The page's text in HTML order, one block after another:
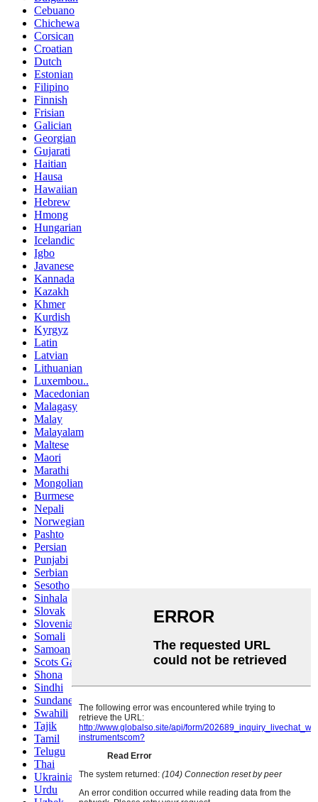
Cebuano
Chichewa
Corsican
Croatian
Dutch
Estonian
Filipino
Finnish
Frisian
Galician
Georgian
Gujarati
Haitian
Hausa
Hawaiian
Hebrew
Hmong
Hungarian
Icelandic
Igbo
Javanese
Kannada
Kazakh
Khmer
Kurdish
Kyrgyz
Latin
Latvian
Lithuanian
Luxembou..
Macedonian
Malagasy
Malay
Malayalam
Maltese
Maori
Marathi
Mongolian
Burmese
Nepali
Norwegian
Pashto
Persian
Punjabi
Serbian
Sesotho
Sinhala
Slovak
Slovenian
Somali
Samoan
Scots Gaelic
Shona
Sindhi
Sundanese
Swahili
Tajik
Tamil
Telugu
Thai
Ukrainian
Urdu